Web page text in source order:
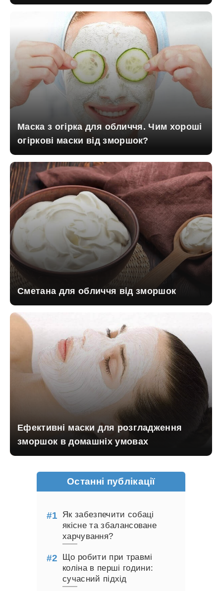
Маска з огірка для обличчя. Чим хороші
огіркові маски від зморшок?
Сметана для обличчя від зморшок
Ефективні маски для розгладження
зморшок в домашніх умовах
Останні публікації
Як забезпечити собаці
якісне та збалансоване
харчування?
Що робити при травмі
коліна в перші години:
сучасний підхід